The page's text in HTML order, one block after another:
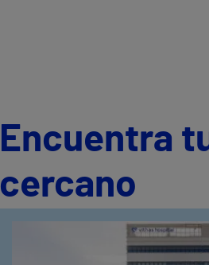
Encuentra
cercano